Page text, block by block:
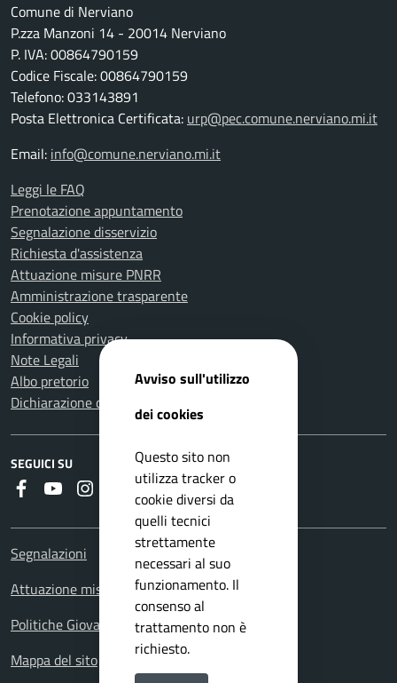
Comune di Nerviano
P.zza Manzoni 14 - 20014 Nerviano
P. IVA: 00864790159
Codice Fiscale: 00864790159
Telefono: 033143891
Posta Elettronica Certificata: urp@pec.comune.nerviano.mi.it
Email: info@comune.nerviano.mi.it
Leggi le FAQ
Prenotazione appuntamento
Segnalazione disservizio
Richiesta d'assistenza
Attuazione misure PNRR
Amministrazione trasparente
Cookie policy
Informativa privacy
Note Legali
Albo pretorio
Dichiarazione di accessibilità
SEGUICI SU
Faceboook
YoutubeInstagramWhatsapp
RSS
Segnalazioni
Attuazione misure PNRR
Politiche Giovanili
Mappa del sito
Avviso sull'utilizzo
dei cookies
Questo sito non
utilizza tracker o
cookie diversi da
quelli tecnici
strettamente
necessari al suo
funzionamento. Il
consenso al
trattamento non è
richiesto.